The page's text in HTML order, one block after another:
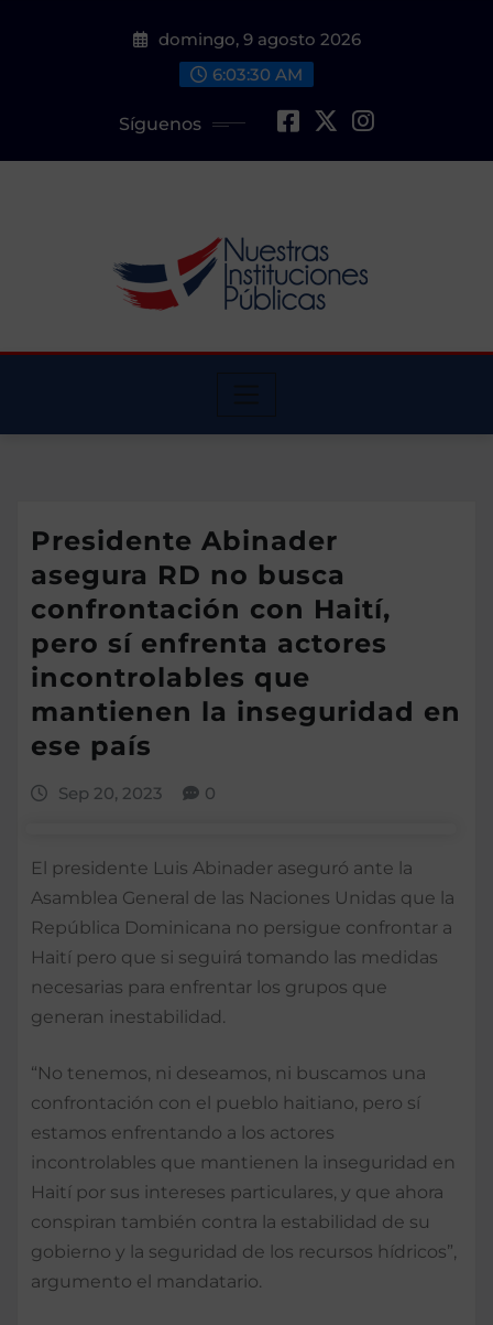
domingo, 9 agosto 2026
6:03:31 AM
Síguenos
Presidente Abinader
asegura RD no busca
confrontación con Haití,
pero sí enfrenta actores
incontrolables que
mantienen la inseguridad en
ese país
Sep 20, 2023 0
El presidente Luis Abinader aseguró ante la
Asamblea General de las Naciones Unidas que la
República Dominicana no persigue confrontar a
Haití pero que si seguirá tomando las medidas
necesarias para enfrentar los grupos que
generan inestabilidad.
“No tenemos, ni deseamos, ni buscamos una
confrontación con el pueblo haitiano, pero sí
estamos enfrentando a los actores
incontrolables que mantienen la inseguridad en
Haití por sus intereses particulares, y que ahora
conspiran también contra la estabilidad de su
gobierno y la seguridad de los recursos hídricos”,
argumento el mandatario.